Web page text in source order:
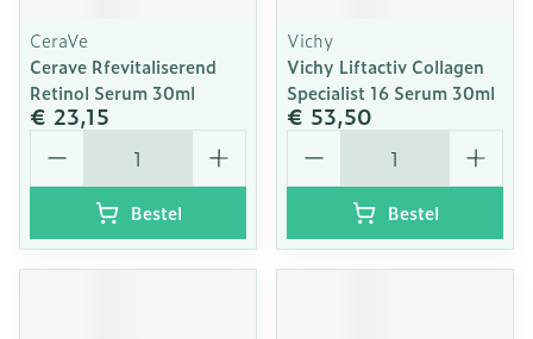
CeraVe
Cerave Rfevitaliserend
Retinol Serum 30ml
€ 23,15
Aantal
Bestel
Vichy
Vichy Liftactiv Collagen
Specialist 16 Serum 30ml
€ 53,50
Aantal
Bestel